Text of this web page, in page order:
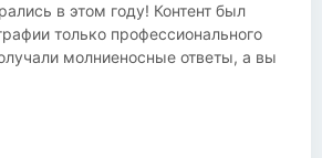
в этом году! Контент был
только профессионального
молниеносные ответы, а вы